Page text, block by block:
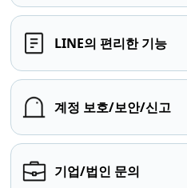
LINE의 편리한 기능
계정 보호/보안/신고
기업/법인 문의